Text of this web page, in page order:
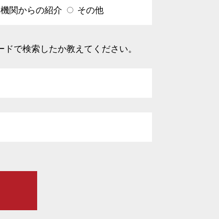
関からの紹介 その他
で検索したか教えてください。